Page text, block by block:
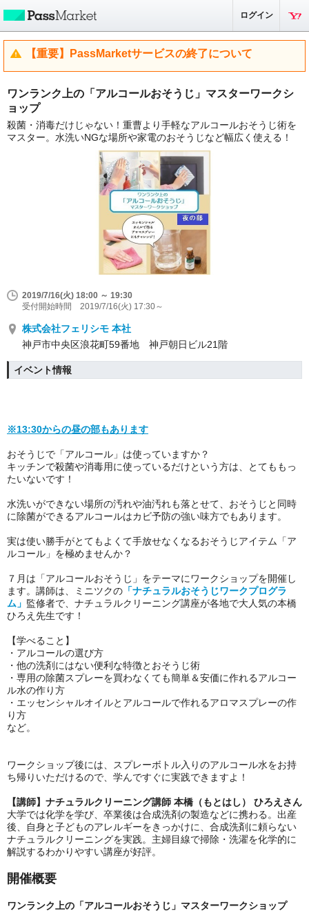
ログイン
【重要】PassMarketサービスの終了について
ワンランク上の「アルコールおそうじ」マスターワークシ
ョップ
殺菌・消毒だけじゃない！重曹より手軽なアルコールおそうじ術を
マスター。水洗いNGな場所や家電のおそうじなど幅広く使える！
2019/7/16(火) 18:00 ～ 19:30
受付開始時間 2019/7/16(火) 17:30～
株式会社フェリシモ 本社
神戸市中央区浪花町59番地 神戸朝日ビル21階
イベント情報
※13:30からの昼の部もあります
おそうじで「アルコール」は使っていますか？
キッチンで殺菌や消毒用に使っているだけという方は、とてももっ
たいないです！
水洗いができない場所の汚れや油汚れも落とせて、おそうじと同時
に除菌ができるアルコールはカビ予防の強い味方でもあります。
実は使い勝手がとてもよくて手放せなくなるおそうじアイテム「ア
ルコール」を極めませんか？
７月は「アルコールおそうじ」をテーマにワークショップを開催し
ます。 講師は、ミニツクの 「ナチュラルおそうじワークプログラ
ム」 監修者で、ナチュラルクリーニング講座が各地で大人気の本橋
ひろえ先生です！
【学べること】
・アルコールの選び方
・他の洗剤にはない便利な特徴とおそうじ術
・専用の除菌スプレーを買わなくても簡単＆安価に作れるアルコー
ル水の作り方
・エッセンシャルオイルとアルコールで作れるアロマスプレーの作
り方
など。
ワークショップ後には、スプレーボトル入りのアルコール水をお持
ち帰りいただけるので、学んですぐに実践できますよ！
【講師】 ナチュラルクリーニング講師 本橋（もとはし） ひろえさん
大学では化学を学び、卒業後は合成洗剤の製造などに携わる。出産
後、自身と子どものアレルギーをきっかけに、合成洗剤に頼らない
ナチュラルクリーニングを実践。主婦目線で掃除・洗濯を化学的に
解説するわかりやすい講座が好評。
開催概要
ワンランク上の「アルコールおそうじ」マスターワークショップ